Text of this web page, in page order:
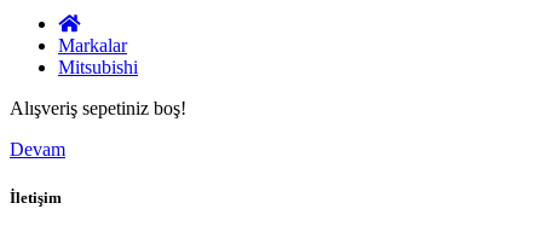
Markalar
Mitsubishi
Alışveriş sepetiniz boş!
Devam
İletişim